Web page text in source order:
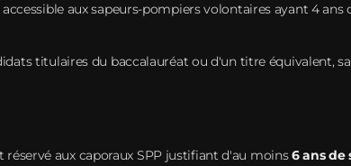
aux sapeurs-pompiers volontaires ayant 4
titulaires du baccalauréat ou d'un titre équivalent,
réservé aux caporaux SPP justifiant d'au moins6 ans de